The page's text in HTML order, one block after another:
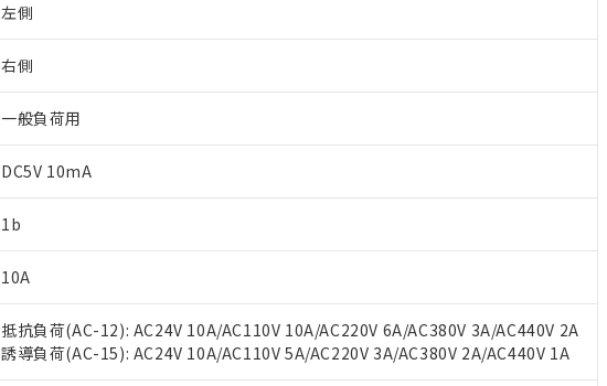
左側
右側
一般負荷用
DC5V 10mA
1b
10A
抵抗負荷(AC-12): AC24V 10A/AC110V 10A/AC220V 6A/AC380V 3A/AC440V 2A
誘導負荷(AC-15): AC24V 10A/AC110V 5A/AC220V 3A/AC380V 2A/AC440V 1A
ご利用条件
以下の条件をお読みいただき、同意のうえご利用ください。
※1 対応状況
調査・確認中：EU RoHS指令（10物質）の非含有の対応状況を調査中または確
非該当品：ライセンス料など無形物で、有害物質有無と関係のない商品です。
仕入先様の事情により、非含有部品としていたものが、含有品と判明した場合な
があります。
※1 中国RoHS○×表
「○」：最大均質材料含有率が中国RoHSの基準値以下であることを示します。